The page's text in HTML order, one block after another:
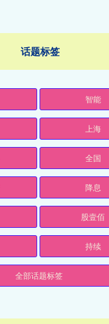
话题标签
智能
上海
全国
降息
股壹佰
持续
全部话题标签